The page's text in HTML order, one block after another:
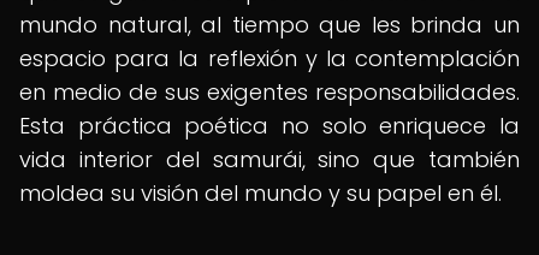
mundo natural, al tiempo que les brinda un
espacio para la reflexión y la contemplación
en medio de sus exigentes responsabilidades.
Esta práctica poética no solo enriquece la
vida interior del samurái, sino que también
moldea su visión del mundo y su papel en él.